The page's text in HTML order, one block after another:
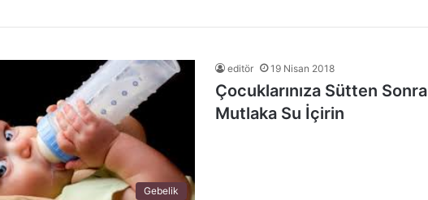
Gebelik
editör 19 Nisan 2018
Çocuklarınıza Sütten Sonra
Mutlaka Su İçirin